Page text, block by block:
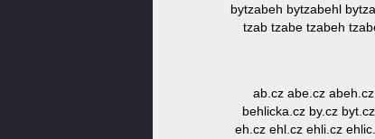
bytzabeh bytzabehl
tzab tzabe tzabeh
ab.cz abe.cz
behlicka.cz by.cz
eh.cz ehl.cz ehli.cz